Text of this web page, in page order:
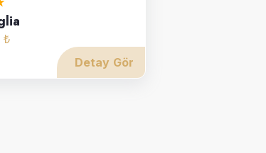
₺
Detay Gör